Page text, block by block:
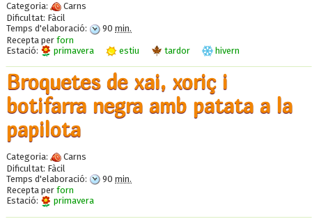
Categoria:
Carns
Dificultat: Fàcil
Temps d'elaboració:
90 min.
Recepta per forn
Estació:
primavera estiu tardor hivern
Broquetes de xai, xoriç i
botifarra negra amb patata a la
papilota
Categoria:
Carns
Dificultat: Fàcil
Temps d'elaboració:
90 min.
Recepta per forn
Estació:
primavera